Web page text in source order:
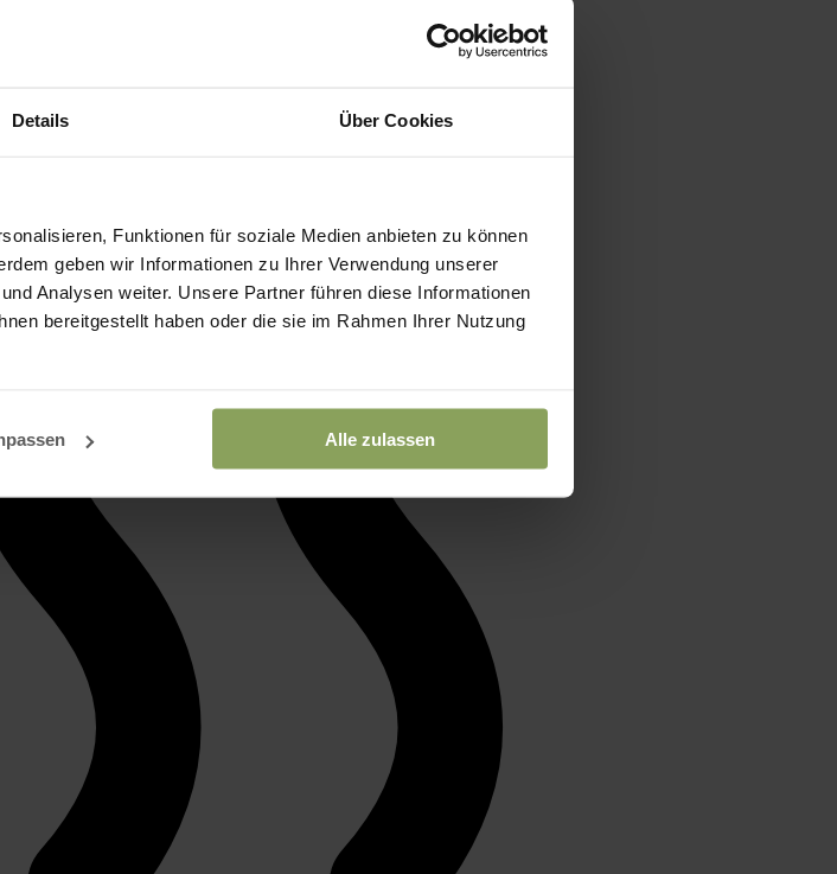
Details Über Cookies
Funktionen für soziale Medien anbieten zu können
geben wir Informationen zu Ihrer Verwendung unserer
Analysen weiter. Unsere Partner führen diese Informationen
bereitgestellt haben oder die sie im Rahmen Ihrer Nutzung
Alle zulassen